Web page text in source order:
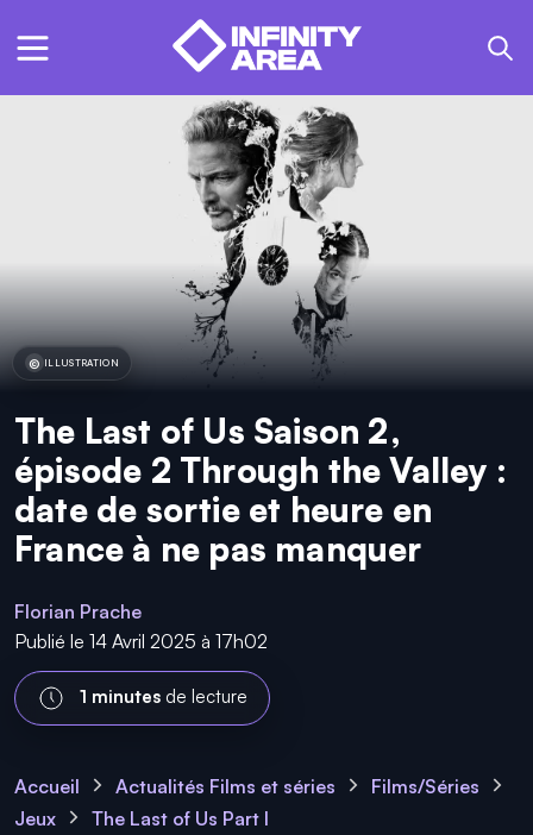
ILLUSTRATION
The Last of Us Saison 2,
épisode 2 Through the Valley :
date de sortie et heure en
France à ne pas manquer
Florian Prache
Publié le 14 Avril 2025 à 17h02
1 minutes de lecture
Accueil Actualités Films et séries
Films/Séries
Jeux
The Last of Us Part I